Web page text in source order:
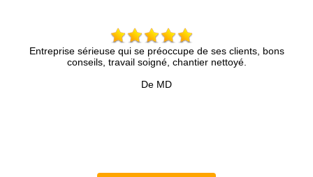
qui se préoccupe de ses clients, bons
travail soigné, chantier nettoyé.
Brun
compétence et